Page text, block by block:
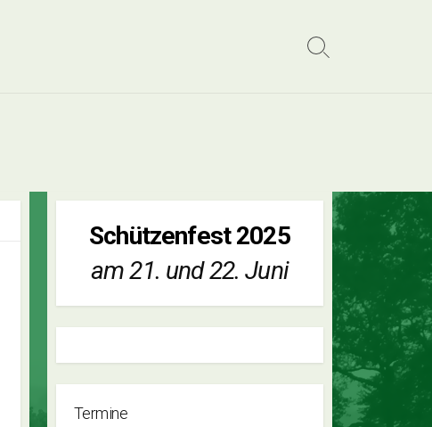
Search
Schützenfest 2025
am 21. und 22. Juni
Termine